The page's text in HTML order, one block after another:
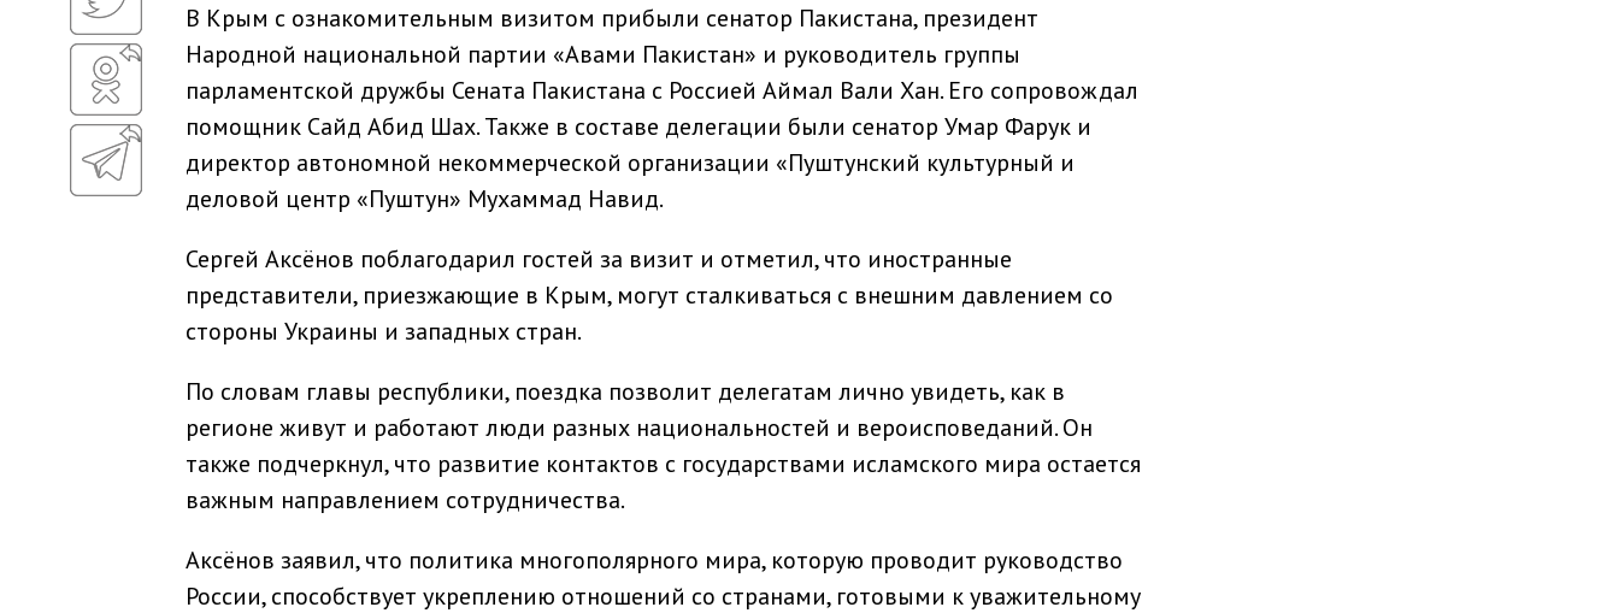
В Крым с ознакомительным визитом прибыли сенатор Пакистана, президент
Народной национальной партии «Авами Пакистан» и руководитель группы
парламентской дружбы Сената Пакистана с Россией Аймал Вали Хан. Его сопровождал
помощник Сайд Абид Шах. Также в составе делегации были сенатор Умар Фарук и
директор автономной некоммерческой организации «Пуштунский культурный и
деловой центр «Пуштун» Мухаммад Навид.
Сергей Аксёнов поблагодарил гостей за визит и отметил, что иностранные
представители, приезжающие в Крым, могут сталкиваться с внешним давлением со
стороны Украины и западных стран.
По словам главы республики, поездка позволит делегатам лично увидеть, как в
регионе живут и работают люди разных национальностей и вероисповеданий. Он
также подчеркнул, что развитие контактов с государствами исламского мира остается
важным направлением сотрудничества.
Аксёнов заявил, что политика многополярного мира, которую проводит руководство
России, способствует укреплению отношений со странами, готовыми к уважительному